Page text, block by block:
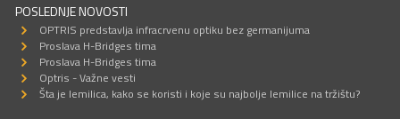
POSLEDNJE NOVOSTI
OPTRIS predstavlja infracrvenu optiku bez germanijuma
Proslava H-Bridges tima
Proslava H-Bridges tima
Optris - Važne vesti
Šta je lemilica, kako se koristi i koje su najbolje lemilice na tržištu?